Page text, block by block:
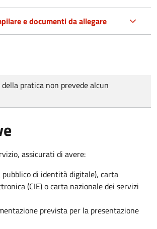
e documenti da allegare
pratica non prevede alcun
assicurati di avere:
pubblico di identità digitale), carta
(CIE) o carta nazionale dei servizi
prevista per la presentazione